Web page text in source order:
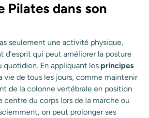
Pilates dans son
seulement une activité physique,
d’esprit qui peut améliorer la posture
En appliquant les principes
vie de tous les jours, comme maintenir
de la colonne vertébrale en position
centre du corps lors de la marche ou
on peut prolonger ses